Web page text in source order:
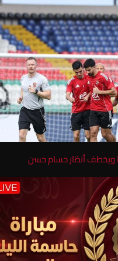
ويخطف أنظار حسام حسن